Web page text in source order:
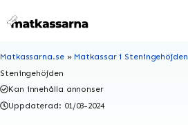
till
Matkassarna.se» Matkassar i Steningehöjden
Steningehöjden
Kan innehålla annonser
Uppdaterad: 01/03-2024